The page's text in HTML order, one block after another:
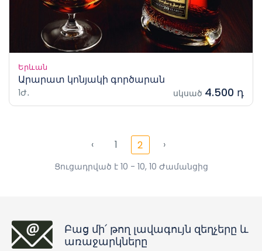
Երևան
Արարատ կոնյակի գործարան
1Ժ․ սկսած 4.500 դ
‹ 1 2 ›
Ցուցադրված է 10 - 10, 10 Ժամանցից
Բաց մի՛ թող լավագույն զեղչերը և
առաջարկները